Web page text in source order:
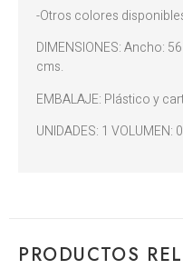
-Otros colores
DIMENSIONES: Ancho:
cms.
EMBALAJE: Plástico y
UNIDADES: 1 VOLUMEN:
PRODUCTOS